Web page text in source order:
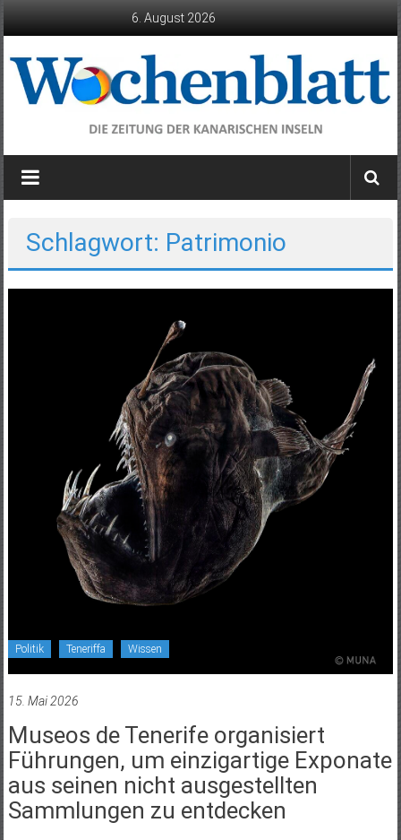
6. August 2026
Wochenblatt
die
Kanarischen
Inseln
Schlagwort: Patrimonio
Politik Teneriffa Wissen
15. Mai 2026
Museos de Tenerife organisiert
Führungen, um einzigartige Exponate
aus seinen nicht ausgestellten
Sammlungen zu entdecken